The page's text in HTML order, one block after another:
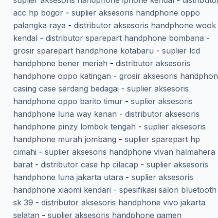
acc hp bogor- suplier aksesoris handphone oppo
palangka raya - distributor aksesoris handphone wook
kendal - distributor sparepart handphone bombana -
grosir sparepart handphone kotabaru - suplier lcd
handphone bener meriah - distributor aksesoris
handphone oppo katingan - grosir aksesoris
casing case serdang bedagai - suplier aksesoris
handphone oppo barito timur- suplier aksesoris
handphone luna way kanan - distributor aksesoris
handphone pinzy lombok tengah - suplier aksesoris
handphone murah jombang - suplier sparepart hp
cimahi - suplier aksesoris handphone vivan halmahera
barat- distributor case hp cilacap - suplier aksesoris
handphone luna jakarta utara - suplier aksesoris
handphone xiaomi kendari - spesifikasi salon bluetooth
sk 39 - distributor aksesoris handphone vivo jakarta
selatan - suplier aksesoris handphone gamen